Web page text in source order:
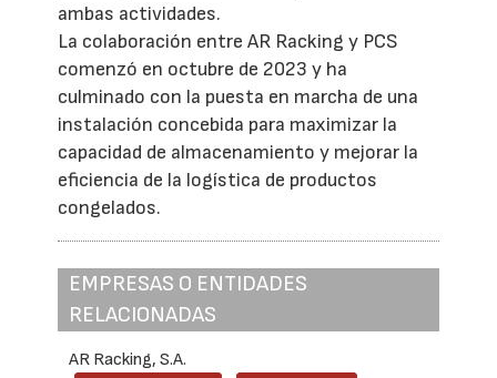
ambas actividades.
La colaboración entre AR Racking y PCS
comenzó en octubre de 2023 y ha
culminado con la puesta en marcha de una
instalación concebida para maximizar la
capacidad de almacenamiento y mejorar la
eficiencia de la logística de productos
congelados.
EMPRESAS O ENTIDADES
RELACIONADAS
AR Racking, S.A.